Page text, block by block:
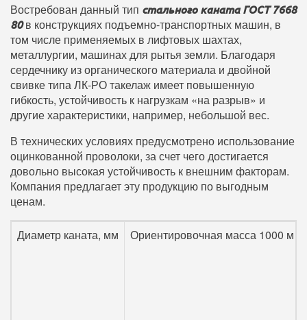
Востребован данный тип стального каната ГОСТ 7668
80в конструкциях подъемно-транспортных машин, в
том числе применяемых в лифтовых шахтах,
металлургии, машинах для рытья земли. Благодаря
сердечнику из органического материала и двойной
свивке типа ЛК-РО такелаж имеет повышенную
гибкость, устойчивость к нагрузкам «на разрыв» и
другие характеристики, например, небольшой вес.
В технических условиях предусмотрено использование
оцинкованной проволоки, за счет чего достигается
довольно высокая устойчивость к внешним факторам.
Компания предлагает эту продукцию по выгодным
ценам.
Диаметр каната, мм Ориентировочная масса 1000 м